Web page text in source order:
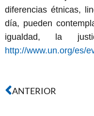
diferencias étnicas,
día, pueden
igualdad, la
http://www.un.org/es/
ANTERIOR